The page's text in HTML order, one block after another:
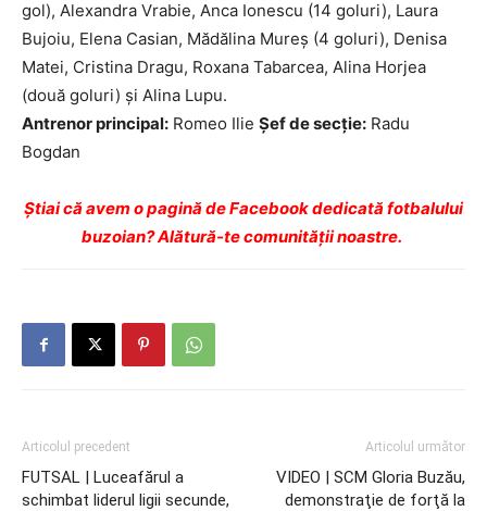
gol), Alexandra Vrabie, Anca Ionescu (14 goluri), Laura
Bujoiu, Elena Casian, Mădălina Mureş (4 goluri), Denisa
Matei, Cristina Dragu, Roxana Tabarcea, Alina Horjea
(două goluri) şi Alina Lupu.
Antrenor principal: Romeo Ilie Şef de secţie: Radu
Bogdan
Ştiai că avem o pagină de Facebook dedicată fotbalului
buzoian? Alătură-te comunității noastre.
Articolul precedent
FUTSAL | Luceafărul a
schimbat liderul ligii secunde,
Articolul următor
VIDEO | SCM Gloria Buzău,
demonstraţie de forţă la